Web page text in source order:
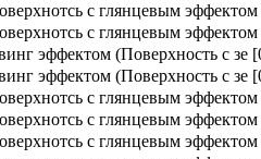
с глянцевым эффектом
с глянцевым эффектом
эффектом (Поверхность с зе
эффектом (Поверхность с зе
с глянцевым эффектом
с глянцевым эффектом
с глянцевым эффектом